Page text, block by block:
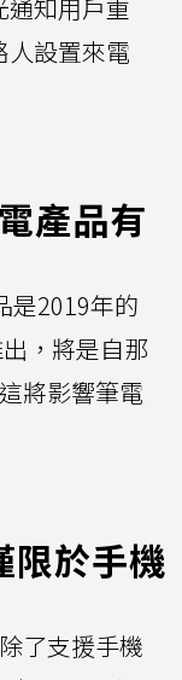
通知用戶重
人設置來電
產品有
是2019年的
，將是自那
將影響筆電
限於手機
了支援手機